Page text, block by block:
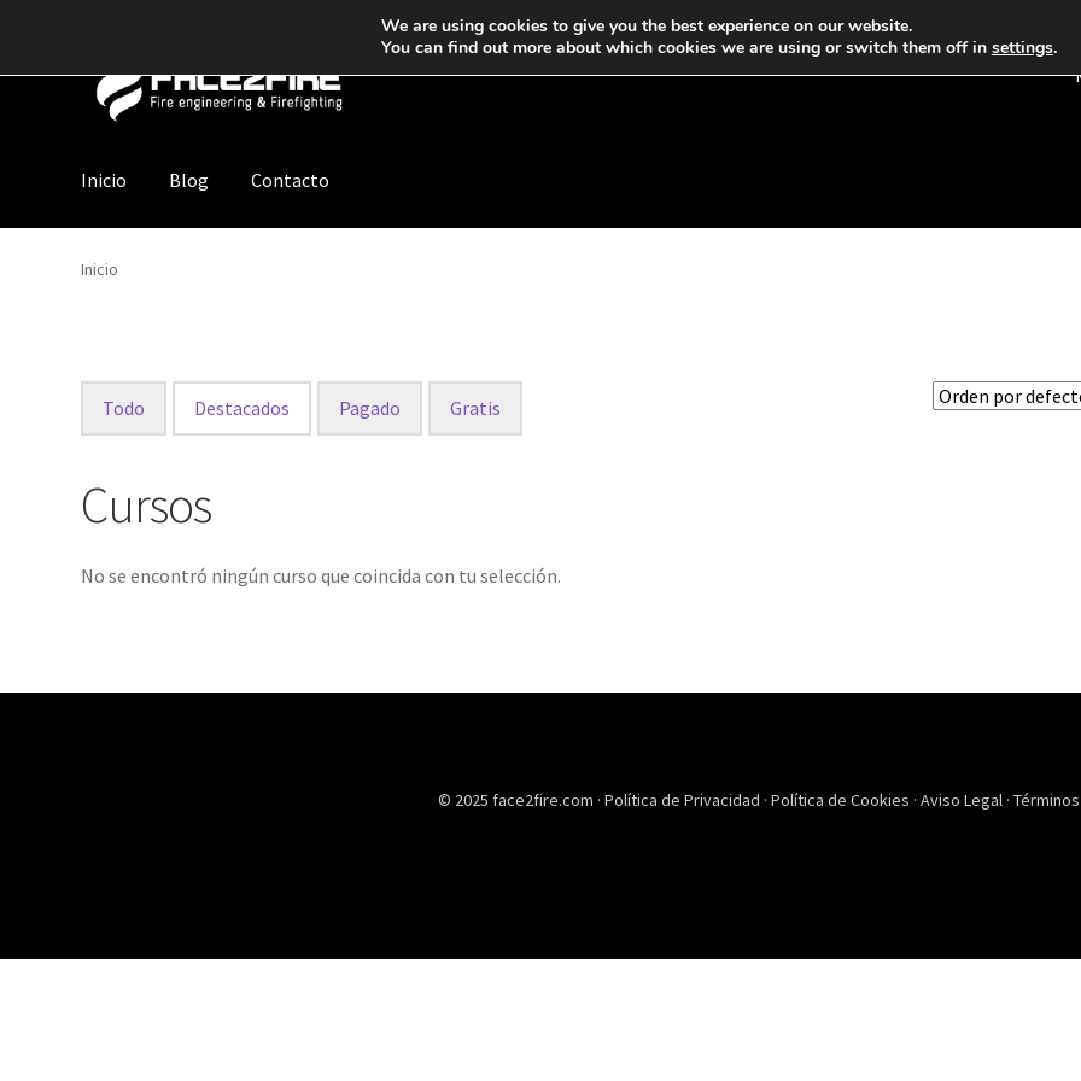
Inicio Blog Contacto
Inicio
Todo Destacados Pagado Gratis
Cursos
No se encontró ningún curso que coincida con tu selección.
© 2025 face2fire.com · Política de Privacidad · Política de Cookies · Aviso Legal ·
We are using cookies to give you the best experience on our website.
You can find out more about which cookies we are using or switch them off in settings.